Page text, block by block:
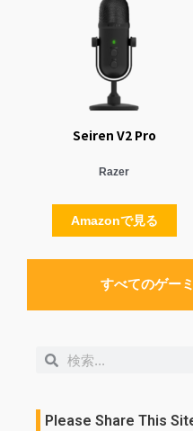
Seiren V2 Pro
Razer
Amazonで見る
すべてのゲー
検
検
Please Share This